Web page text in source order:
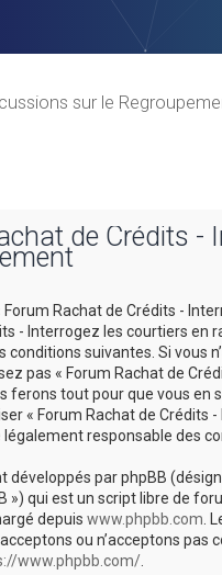
sur le
de Crédits -
Forum Rachat de Crédits -
- Interrogez les courtiers
conditions suivantes. Si vous
pas « Forum Rachat de
ferons tout pour que vous en
« Forum Rachat de
légalement responsable des
développés par phpBB
») qui est un script libre de
depuis www.phpbb.com .
ou n’acceptons
www.phpbb.com/